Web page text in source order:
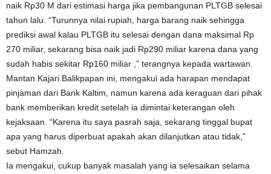
naik Rp30 M dari estimasi harga jika pembangunan PLTGB selesai
tahun lalu. “Turunnya nilai rupiah, harga barang naik sehingga
prediksi awal kalau PLTGB itu selesai dengan dana maksimal Rp
270 miliar, sekarang bisa naik jadi Rp290 miliar karena dana yang
sudah habis sekitar Rp160 miliar ,” terangnya kepada wartawan.
Mantan Kajari Balikpapan ini, mengakui ada harapan mendapat
pinjaman dari Bank Kaltim, namun karena ada keraguan dari pihak
bank memberikan kredit setelah ia dimintai keterangan oleh
kejaksaan. “Karena itu saya pasrah saja, sekarang tinggal bupat
apa yang harus diperbuat apakah akan dilanjutkan atau tidak,”
sebut Hamzah.
Ia mengakui, cukup banyak masalah yang ia selesaikan selama